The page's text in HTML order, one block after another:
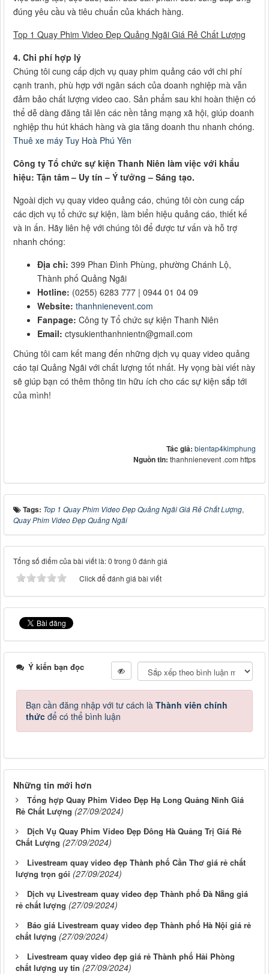
đúng yêu cầu và tiêu chuẩn của khách hàng.
Top 1 Quay Phim Video Đẹp Quảng Ngãi Giá Rẻ Chất Lượng
4. Chi phí hợp lý
Chúng tôi cung cấp dịch vụ quay phim quảng cáo với chi phí
cạnh tranh, phù hợp với ngân sách của doanh nghiệp mà vẫn
đảm bảo chất lượng video cao. Sản phẩm sau khi hoàn thiện có
thể dễ dàng đăng tải lên các nền tảng mạng xã hội, giúp doanh
nghiệp thu hút khách hàng và gia tăng doanh thu nhanh chóng.
Thuê xe máy Tuy Hoà Phú Yên
Công ty Tổ chức sự kiện Thanh Niên làm việc với khẩu
hiệu: Tận tâm – Uy tín – Ý tưởng – Sáng tạo.
Ngoài dịch vụ quay video quảng cáo, chúng tôi còn cung cấp
các dịch vụ tổ chức sự kiện, làm biển hiệu quảng cáo, thiết kế
và in ấn. Hãy liên hệ với chúng tôi để được tư vấn và hỗ trợ
nhanh chóng:
Địa chỉ: 399 Phan Đình Phùng, phường Chánh Lộ,
Thành phố Quảng Ngãi
Hotline: (0255) 6283 777 | 0944 01 04 09
Website: thanhnienevent.com
Fanpage: Công ty Tổ chức sự kiện Thanh Niên
Email: ctysukienthanhnientn@gmail.com
Chúng tôi cam kết mang đến những dịch vụ quay video quảng
cáo tại Quảng Ngãi với chất lượng tốt nhất. Hy vọng bài viết này
sẽ giúp bạn có thêm thông tin hữu ích cho các sự kiện sắp tới
của mình!
Tác giả: bientap4kimphung
Nguồn tin: thanhnienevent .com https
Tags: Top 1 Quay Phim Video Đẹp Quảng Ngãi Giá Rẻ Chất Lượng,
Quay Phim Video Đẹp Quảng Ngãi
Tổng số điểm của bài viết là: 0 trong 0 đánh giá
Click để đánh giá bài viết
Ý kiến bạn đọc
Bạn cần đăng nhập với tư cách là Thành viên chính
thức để có thể bình luận
Những tin mới hơn
Tổng hợp Quay Phim Video Đẹp Hạ Long Quảng Ninh Giá
Rẻ Chất Lượng (27/09/2024)
Dịch Vụ Quay Phim Video Đẹp Đông Hà Quảng Trị Giá Rẻ
Chất Lượng (27/09/2024)
Livestream quay video đẹp Thành phố Cần Thơ giá rẻ chất
lượng trọn gói (27/09/2024)
Dịch vụ Livestream quay video đẹp Thành phố Đà Nẵng giá
rẻ chất lượng (27/09/2024)
Báo giá Livestream quay video đẹp Thành phố Hà Nội giá rẻ
chất lượng (27/09/2024)
Livestream quay video đẹp giá rẻ Thành phố Hải Phòng
chất lượng uy tín (27/09/2024)